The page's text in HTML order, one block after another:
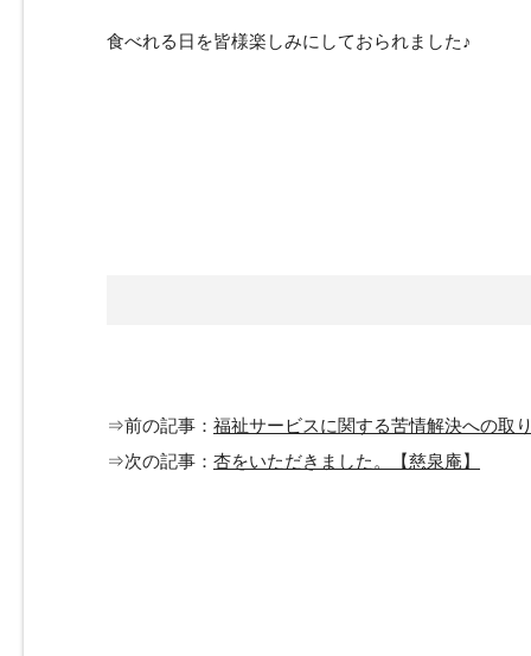
食べれる日を皆様楽しみにしておられました♪
⇒前の記事： 福祉サービスに関する苦情解決への取
⇒次の記事： 杏をいただきました。【慈泉庵】